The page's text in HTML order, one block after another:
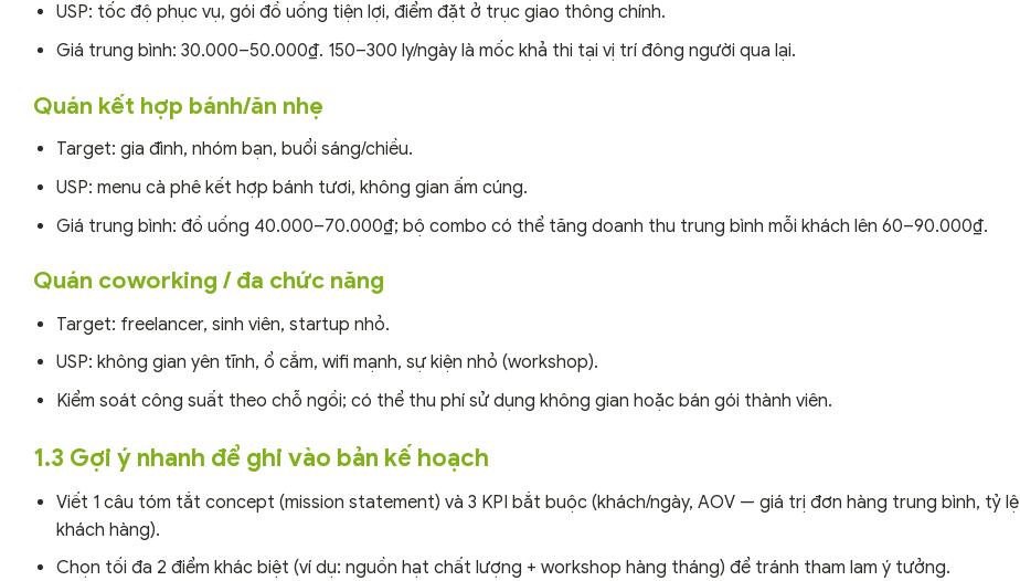
USP: tốc độ phục vụ, gói đồ uống tiện lợi, điểm đặt ở trục giao thông chính.
Giá trung bình: 30.000–50.000₫. 150–300 ly/ngày là mốc khả thi tại vị trí đông người qua lại.
Quán kết hợp bánh/ăn nhẹ
Target: gia đình, nhóm bạn, buổi sáng/chiều.
USP: menu cà phê kết hợp bánh tươi, không gian ấm cúng.
Giá trung bình: đồ uống 40.000–70.000₫; bộ combo có thể tăng doanh thu trung bình mỗi khách lên 60–90.000₫.
Quán coworking / đa chức năng
Target: freelancer, sinh viên, startup nhỏ.
USP: không gian yên tĩnh, ổ cắm, wifi mạnh, sự kiện nhỏ (workshop).
Kiểm soát công suất theo chỗ ngồi; có thể thu phí sử dụng không gian hoặc bán gói thành viên.
1.3 Gợi ý nhanh để ghi vào bản kế hoạch
Viết 1 câu tóm tắt concept (mission statement) và 3 KPI bắt buộc (khách/ngày, AOV — giá trị đơn hàng trung bình, tỷ lệ
khách hàng).
Chọn tối đa 2 điểm khác biệt (ví dụ: nguồn hạt chất lượng + workshop hàng tháng) để tránh tham lam ý tưởng.